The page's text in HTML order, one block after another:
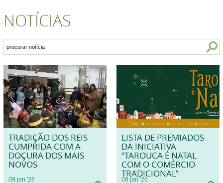
NOTÍCIAS
TRADIÇÃO DOS REIS
CUMPRIDA COM A
DOÇURA DOS MAIS
NOVOS
09 jan '26
LISTA DE PREMIADOS
DA INICIATIVA
“TAROUCA É NATAL
COM O COMÉRCIO
TRADICIONAL”
08 jan '26